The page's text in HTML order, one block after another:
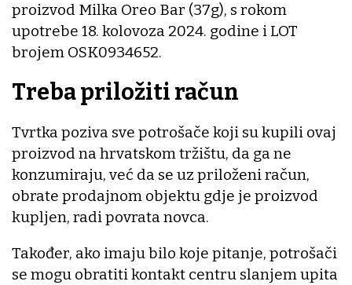
proizvod Milka Oreo Bar (37g), s rokom
upotrebe 18. kolovoza 2024. godine i LOT
brojem OSK0934652.
Treba priložiti račun
Tvrtka poziva sve potrošače koji su kupili ovaj
proizvod na hrvatskom tržištu, da ga ne
konzumiraju, već da se uz priloženi račun,
obrate prodajnom objektu gdje je proizvod
kupljen, radi povrata novca.
Također, ako imaju bilo koje pitanje, potrošači
se mogu obratiti kontakt centru slanjem upita